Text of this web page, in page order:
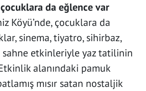
da eğlence var
Köyü’nde, çocuklara da
sinema, tiyatro, sihirbaz,
etkinleriyle yaz tatilinin
alanındaki pamuk
mısır satan nostaljik